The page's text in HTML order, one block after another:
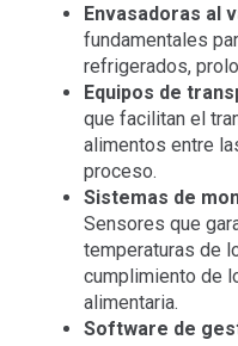
Envasadoras al
fundamentales
refrigerados,
Equipos de
que facilitan el
alimentos entre
proceso.
Sistemas de
Sensores que
temperaturas de
cumplimiento de
alimentaria.
Software de